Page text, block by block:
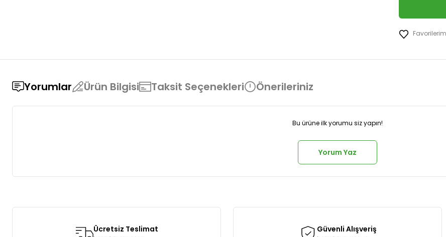
Yorumlar Ürün Bilgisi Taksit Seçenekleri Önerileriniz
Bu ürüne ilk yorumu siz yapın!
Yorum Yaz
Ürün resmi kalitesiz, bozuk veya görüntülenemiyor.
Ücretsiz Teslimat Güvenli Alışveriş